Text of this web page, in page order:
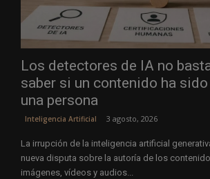
Los detectores de IA no
saber si un contenido ha
una persona
Inteligencia Artificial 3 agosto, 2026
La irrupción de la inteligencia artificial
nueva disputa sobre la autoría de los
imágenes, vídeos y audios...